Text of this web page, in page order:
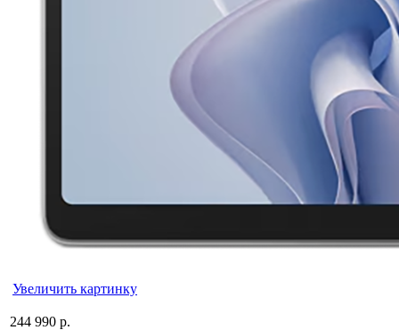
Увеличить картинку
244 990 р.